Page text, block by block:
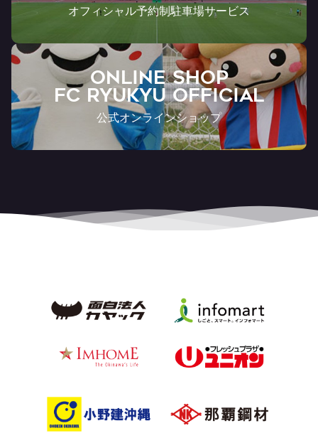
オフィシャル予約制駐車場サービス
ONLINE SHOP
FC RYUKYU OFFICIAL
公式オンラインショップ